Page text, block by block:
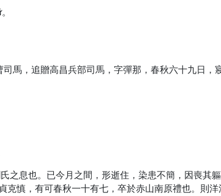
馬，追贈高昌兵部司馬，字彈那，春秋六十九日，
之息也。已今月之間，形逝住，染患不簡，因喪其
慎，有可春秋一十有七，卒於赤山南原禮也。則洋